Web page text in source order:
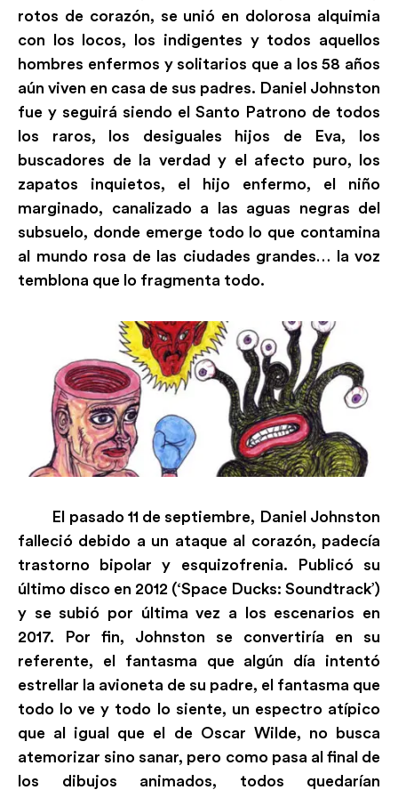
rotos de corazón, se unió en dolorosa alquimia
con los locos, los indigentes y todos aquellos
hombres enfermos y solitarios que a los 58 años
aún viven en casa de sus padres. Daniel Johnston
fue y seguirá siendo el Santo Patrono de todos
los raros, los desiguales hijos de Eva, los
buscadores de la verdad y el afecto puro, los
zapatos inquietos, el hijo enfermo, el niño
marginado, canalizado a las aguas negras del
subsuelo, donde emerge todo lo que contamina
al mundo rosa de las ciudades grandes… la voz
temblona que lo fragmenta todo.
El pasado 11 de septiembre, Daniel Johnston
falleció debido a un ataque al corazón, padecía
trastorno bipolar y esquizofrenia. Publicó su
último disco en 2012 (‘Space Ducks: Soundtrack’)
y se subió por última vez a los escenarios en
2017. Por fin, Johnston se convertiría en su
referente, el fantasma que algún día intentó
estrellar la avioneta de su padre, el fantasma que
todo lo ve y todo lo siente, un espectro atípico
que al igual que el de Oscar Wilde, no busca
atemorizar sino sanar, pero como pasa al final de
los dibujos animados, todos quedarían